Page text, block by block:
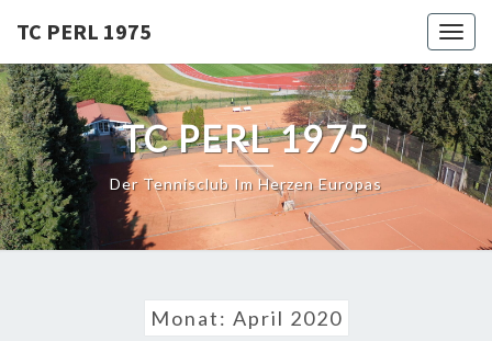
content
TC PERL 1975
TC PERL 1975
Der Tennisclub Im Herzen Europas
Monat: April 2020